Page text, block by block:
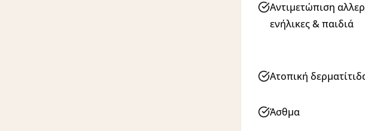
Αντιμετώπιση
ενήλικες & παιδιά
Ατοπική
Άσθμα